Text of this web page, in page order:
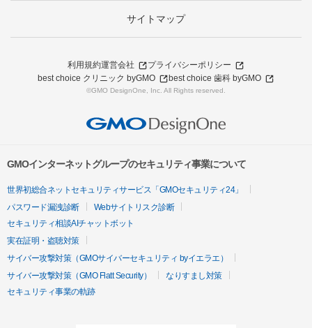
サイトマップ
利用規約運営会社
プライバシーポリシー
best choice クリニック byGMO
best choice 歯科 byGMO
©GMO DesignOne, Inc. All Rights reserved.
GMOインターネットグループのセキュリティ事業について
世界初総合ネットセキュリティサービス「GMOセキュリティ24」
パスワード漏洩診断
Webサイトリスク診断
セキュリティ相談AIチャットボット
実在証明・盗聴対策
サイバー攻撃対策（GMOサイバーセキュリティ byイエラエ）
サイバー攻撃対策（GMO Flatt Security）
なりすまし対策
セキュリティ事業の軌跡